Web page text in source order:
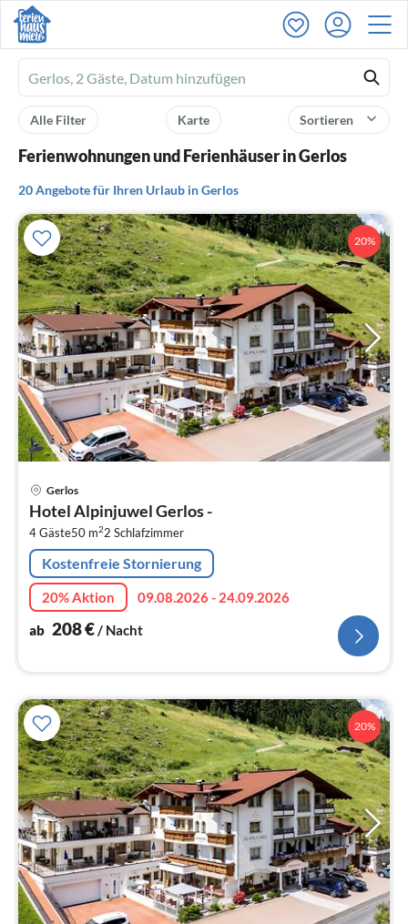
Ferienhausmiete
logo
Sortieren
Karte
Alle Filter
Ferienwohnungen und Ferienhäuser in Gerlos
20 Angebote für Ihren Urlaub in Gerlos
20%
Gerlos
Hotel Alpinjuwel Gerlos -
4 Gäste50 m22 Schlafzimmer
Kostenfreie Stornierung
20% Aktion
09.08.2026 - 24.09.2026
ab 208€/ Nacht
20%